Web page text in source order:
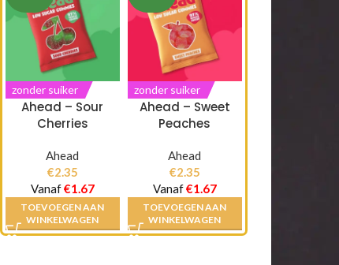
zonder suiker
Ahead – Sour
Cherries
Ahead
€2.35
Vanaf€1.67
TOEVOEGEN AAN
WINKELWAGEN
zonder suiker
Ahead – Sweet
Peaches
Ahead
€2.35
Vanaf€1.67
TOEVOEGEN AAN
WINKELWAGEN